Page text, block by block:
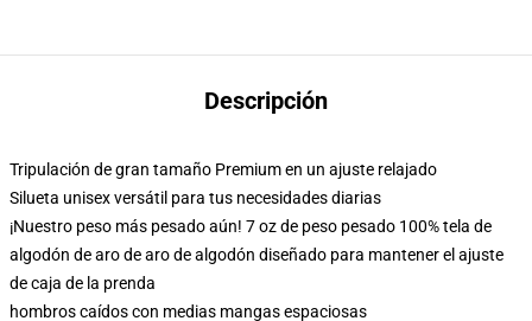
Descripción
Tripulación de gran tamaño Premium en un ajuste relajado
Silueta unisex versátil para tus necesidades diarias
¡Nuestro peso más pesado aún! 7 oz de peso pesado 100% tela de
algodón de aro de aro de algodón diseñado para mantener el ajuste
de caja de la prenda
hombros caídos con medias mangas espaciosas